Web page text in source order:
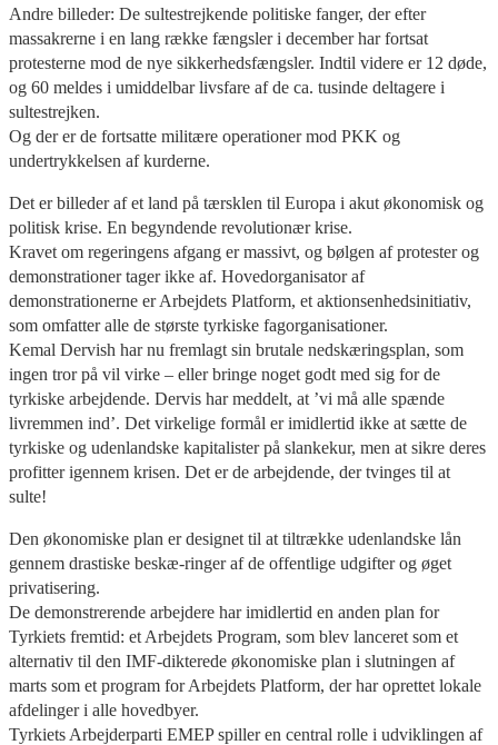
Andre billeder: De sultestrejkende politiske fanger, der efter
massakrerne i en lang række fængsler i december har fortsat
protesterne mod de nye sikkerhedsfængsler. Indtil videre er 12 døde,
og 60 meldes i umiddelbar livsfare af de ca. tusinde deltagere i
sultestrejken.
Og der er de fortsatte militære operationer mod PKK og
undertrykkelsen af kurderne.
Det er billeder af et land på tærsklen til Europa i akut økonomisk og
politisk krise. En begyndende revolutionær krise.
Kravet om regeringens afgang er massivt, og bølgen af protester og
demonstrationer tager ikke af. Hovedorganisator af
demonstrationerne er Arbejdets Platform, et aktionsenhedsinitiativ,
som omfatter alle de største tyrkiske fagorganisationer.
Kemal Dervish har nu fremlagt sin brutale nedskæringsplan, som
ingen tror på vil virke – eller bringe noget godt med sig for de
tyrkiske arbejdende. Dervis har meddelt, at ’vi må alle spænde
livremmen ind’. Det virkelige formål er imidlertid ikke at sætte de
tyrkiske og udenlandske kapitalister på slankekur, men at sikre deres
profitter igennem krisen. Det er de arbejdende, der tvinges til at
sulte!
Den økonomiske plan er designet til at tiltrække udenlandske lån
gennem drastiske beskæ-ringer af de offentlige udgifter og øget
privatisering.
De demonstrerende arbejdere har imidlertid en anden plan for
Tyrkiets fremtid: et Arbejdets Program, som blev lanceret som et
alternativ til den IMF-dikterede økonomiske plan i slutningen af
marts som et program for Arbejdets Platform, der har oprettet lokale
afdelinger i alle hovedbyer.
Tyrkiets Arbejderparti EMEP spiller en central rolle i udviklingen af